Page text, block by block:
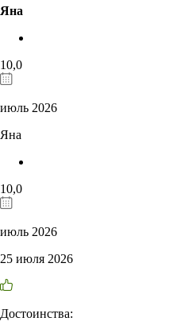
Яна
10,0
июль 2026
Яна
10,0
июль 2026
25 июля 2026
Достоинства: